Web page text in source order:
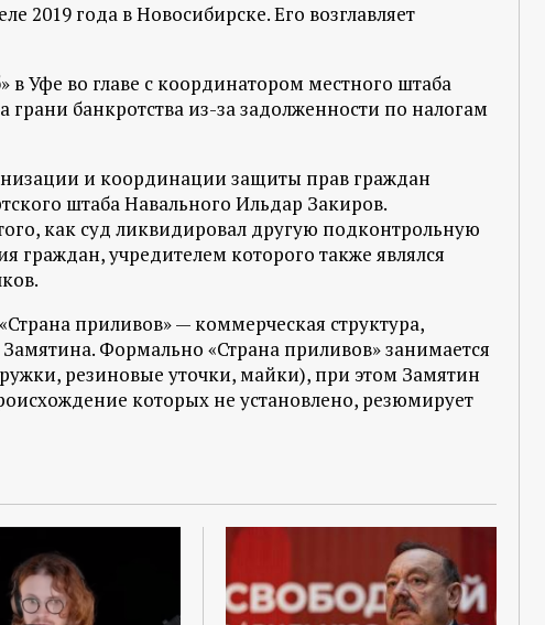
2019 года в Новосибирске. Его возглавляет
Уфе во главе с координатором местного штаба
банкротства из-за задолженности по налогам
и координации защиты прав граждан
штаба Навального Ильдар Закиров.
как суд ликвидировал другую подконтрольную
граждан, учредителем которого также являлся
приливов» — коммерческая структура,
Формально «Страна приливов» занимается
резиновые уточки, майки), при этом Замятин
которых не установлено, резюмирует